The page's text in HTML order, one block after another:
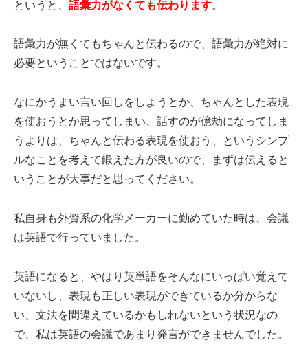
というと、 語彙力がなくても伝わります。
語彙力が無くてもちゃんと伝わるので、語彙力が絶対に
必要ということではないです。
なにかうまい言い回しをしようとか、ちゃんとした表現
を使おうとか思ってしまい、話すのが億劫になってしま
うよりは、ちゃんと伝わる表現を使おう、というシンプ
ルなことを考えて鍛えた方が良いので、まずは伝えると
いうことが大事だと思ってください。
私自身も外資系の化学メーカーに勤めていた時は、会議
は英語で行っていました。
英語になると、やはり英単語をそんなにいっぱい覚えて
いないし、表現も正しい表現ができているか分からな
い、文法を間違えているかもしれないという状況なの
で、私は英語の会議であまり発言ができませんでした。